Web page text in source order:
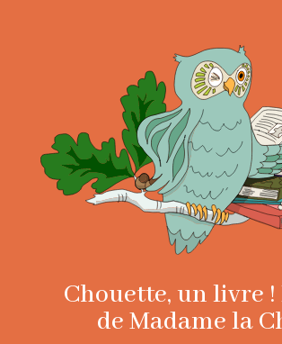
Chouette, un livre !
de Madame la